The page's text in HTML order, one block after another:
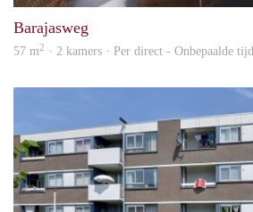
Barajasweg
57 m2 · 2 kamers · Per direct - Onbepaalde tijd